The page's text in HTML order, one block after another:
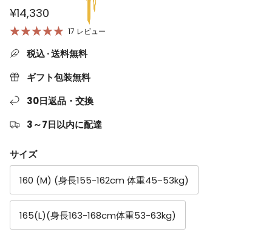
¥14,330
17 レビュー
税込 · 送料無料
ギフト包装無料
30日返品・交換
3～7日以内に配達
サイズ
160 (M) (身長155-162cm 体重45−53kg)
165(L)(身長163-168cm体重53-63kg)